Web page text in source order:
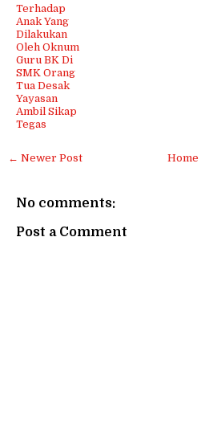
Terhadap
Anak Yang
Dilakukan
Oleh Oknum
Guru BK Di
SMK Orang
Tua Desak
Yayasan
Ambil Sikap
Tegas
← Newer Post Home
No comments:
Post a Comment